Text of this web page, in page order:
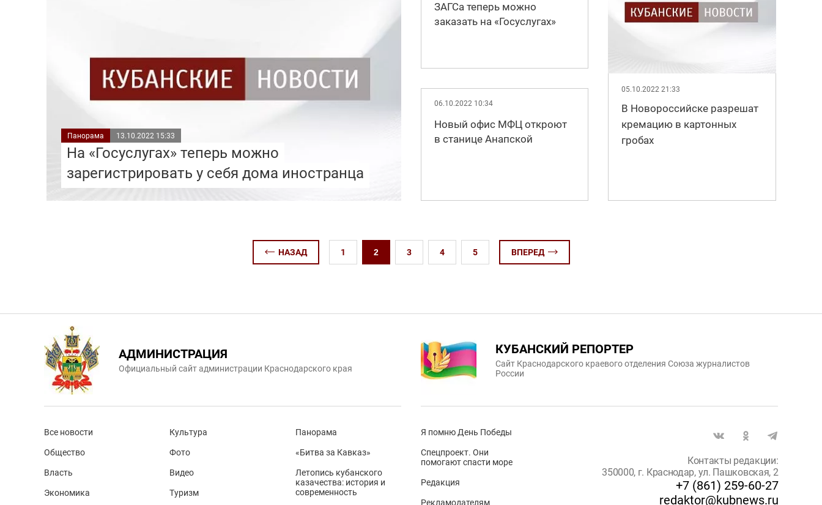
Панорама 13.10.2022 15:33
На «Госуслугах» теперь можно
зарегистрировать у себя дома иностранца
ЗАГСа теперь можно
заказать на «Госуслугах»
06.10.2022 10:34
Новый офис МФЦ откроют
в станице Анапской
05.10.2022 21:33
В Новороссийске разрешат
кремацию в картонных
гробах
НАЗАД 1 2 3 4 5 ВПЕРЕД
АДМИНИСТРАЦИЯ
Официальный сайт администрации Краснодарского края
КУБАНСКИЙ РЕПОРТЕР
Сайт Краснодарского краевого отделения Союза журналистов
России
Все новости
Общество
Власть
Экономика
Культура
Фото
Видео
Туризм
Панорама
«Битва за Кавказ»
Летопись кубанского
казачества: история и
современность
Я помню День Победы
Спецпроект. Они
помогают спасти море
Редакция
Рекламодателям
Контакты редакции:
350000, г. Краснодар, ул. Пашковская, 2
+7 (861) 259-60-27
redaktor@kubnews.ru